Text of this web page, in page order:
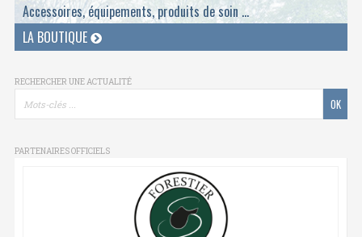
Accessoires, équipements, produits de soin ...
LA BOUTIQUE
RECHERCHER UNE ACTUALITÉ
PARTENAIRES OFFICIELS